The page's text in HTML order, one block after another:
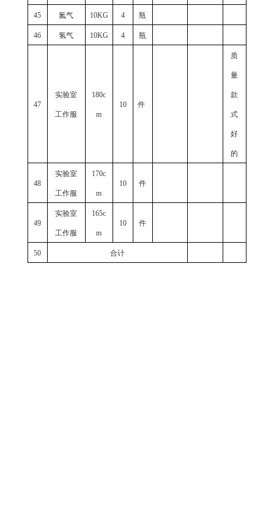
45 氮气 10KG 4 瓶
46 氢气 10KG 4 瓶
47
实验室
工作服
180c
m
10 件
质
量
款
式
好
的
48
实验室
工作服
170c
m
10 件
49
实验室
工作服
165c
m
10 件
50 合计